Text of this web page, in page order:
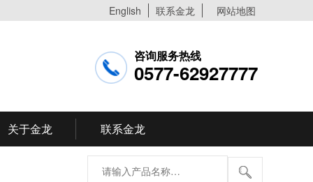
English 联系金龙 网站地图
咨询服务热线
0577-62927777
关于金龙 联系金龙